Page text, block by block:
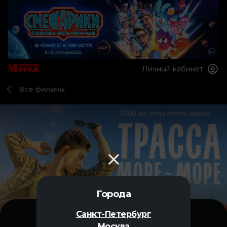
Города
Санкт-Петербург
Личный кабинет
Все фильмы